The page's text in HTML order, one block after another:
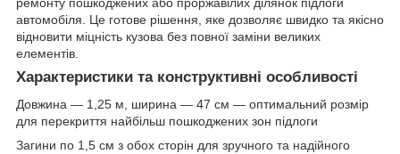
ремонту пошкоджених або проржавілих ділянок підлоги
автомобіля. Це готове рішення, яке дозволяє швидко та якісно
відновити міцність кузова без повної заміни великих
елементів.
Характеристики та конструктивні особливості
Довжина — 1,25 м, ширина — 47 см — оптимальний розмір
для перекриття найбільш пошкоджених зон підлоги
Загини по 1,5 см з обох сторін для зручного та надійного